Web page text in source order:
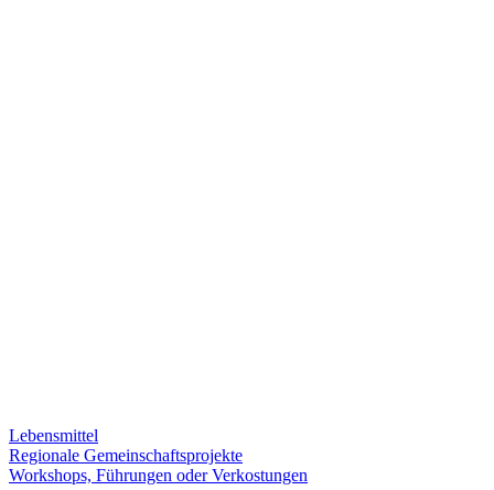
Lebensmittel
Regionale Gemeinschaftsprojekte
Workshops, Führungen oder Verkostungen